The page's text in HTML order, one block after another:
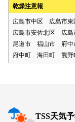
乾燥注意報
広島市中区 広島市東
広島市安佐北区
広
尾道市
福山市 府中
府中町
海田町 熊野
TSS天気